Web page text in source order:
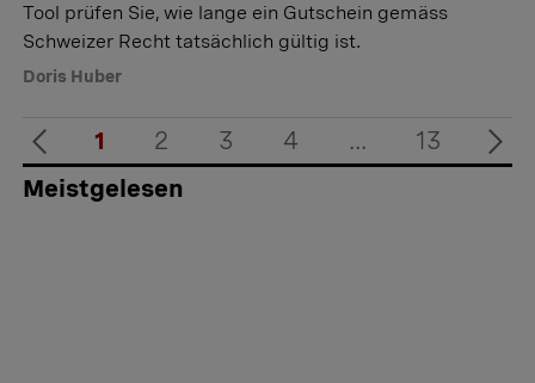
Tool prüfen Sie, wie lange ein Gutschein gemäss
Schweizer Recht tatsächlich gültig ist.
Doris Huber
1 2 3 4 ...
13
Meistgelesen